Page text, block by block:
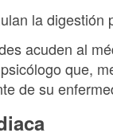
la
acuden al
que,
de su